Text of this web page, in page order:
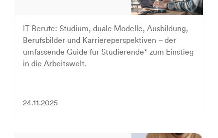
IT-Berufe: Studium, duale Modelle, Ausbildung,
Berufsbilder und Karriereperspektiven – der
umfassende Guide für Studierende* zum Einstieg
in die Arbeitswelt.
24.11.2025